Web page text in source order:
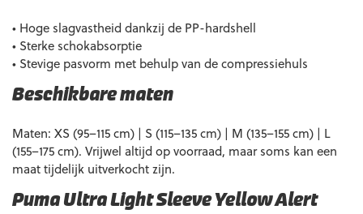
• Hoge slagvastheid dankzij de PP-hardshell
• Sterke schokabsorptie
• Stevige pasvorm met behulp van de compressiehuls
Beschikbare maten
Maten: XS (95–115 cm) | S (115–135 cm) | M (135–155 cm) | L
(155–175 cm). Vrijwel altijd op voorraad, maar soms kan een
maat tijdelijk uitverkocht zijn.
Puma Ultra Light Sleeve Yellow Alert